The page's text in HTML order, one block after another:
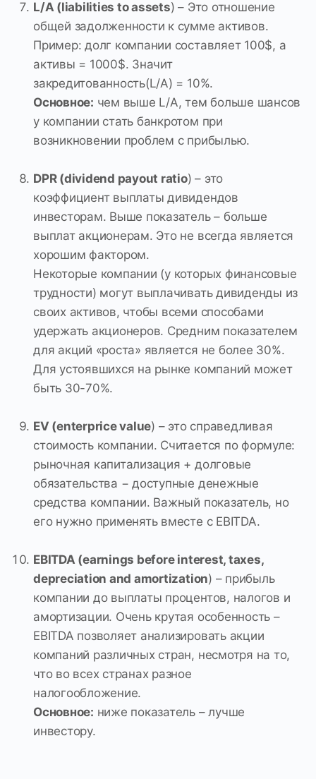
L/А (liabilities to assets) – Это отношение
общей задолженности к сумме активов.
Пример: долг компании составляет 100$, а
активы = 1000$. Значит
закредитованность(L/A) = 10%.
Основное: чем выше L/A, тем больше шансов
у компании стать банкротом при
возникновении проблем с прибылью.
DPR (dividend payout ratio) – это
коэффициент выплаты дивидендов
инвесторам. Выше показатель – больше
выплат акционерам. Это не всегда является
хорошим фактором.
Некоторые компании (у которых финансовые
трудности) могут выплачивать дивиденды из
своих активов, чтобы всеми способами
удержать акционеров. Средним показателем
для акций «роста» является не более 30%.
Для устоявшихся на рынке компаний может
быть 30-70%.
EV (enterprice value) – это справедливая
стоимость компании. Считается по формуле:
рыночная капитализация + долговые
обязательства − доступные денежные
средства компании. Важный показатель, но
его нужно применять вместе с EBITDA.
EBITDA (earnings before interest, taxes,
depreciation and amortization) – прибыль
компании до выплаты процентов, налогов и
амортизации. Очень крутая особенность –
EBITDA позволяет анализировать акции
компаний различных стран, несмотря на то,
что во всех странах разное
налогообложение.
Основное: ниже показатель – лучше
инвестору.